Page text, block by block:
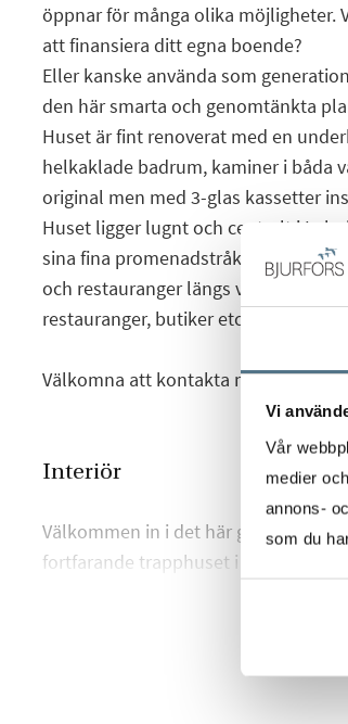
Vi
Vår
medier
annons-
som du
öppnar för många olika möjligheter.
att finansiera ditt egna boende?
Eller kanske använda som
den här smarta och genomtänkta
Huset är fint renoverat med en
helkaklade badrum, kaminer i båda
original men med 3-glas kassetter
Huset ligger lugnt och centralt i
sina fina promenadstråk. Lagan
och restauranger längs
restauranger, butiker etc ca 600 meter.
Välkomna att kontakta mäklaren för
Interiör
Välkommen in i det här gedigna
fortfarande trapphuset i sten kvar
original. Huset är helt uppdelat i
Den första lägenheten hittar vi en